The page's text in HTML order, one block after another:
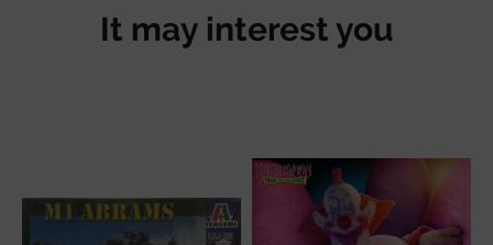
It may interest you